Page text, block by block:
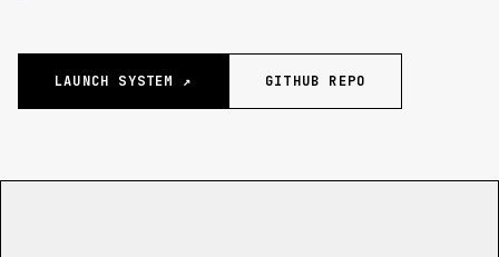
LAUNCH SYSTEM ↗ GITHUB REPO